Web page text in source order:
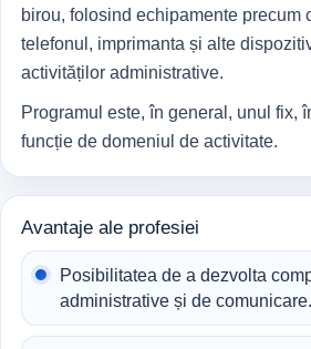
birou, folosind echipamente precum
telefonul, imprimanta și alte
activităților administrative.
Programul este, în general, unul fix,
funcție de domeniul de activitate.
Avantaje ale profesiei
Posibilitatea de a dezvolta
administrative și de comunicare.